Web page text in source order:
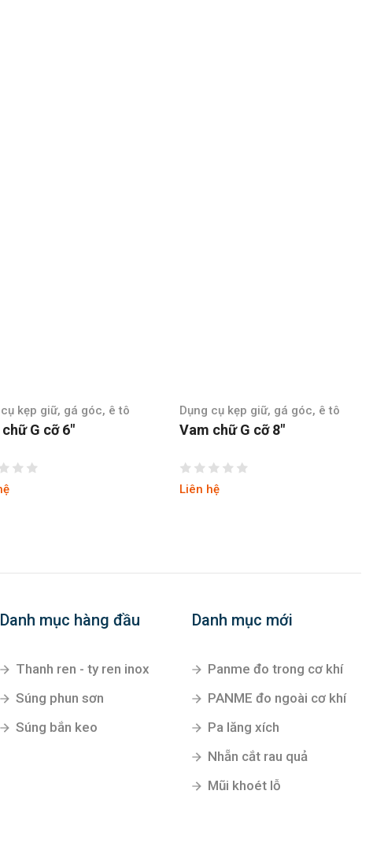
Dụng cụ kẹp giữ, gá góc, ê tô
Vam chữ G cỡ 8″
Dụng cụ kẹp giữ, gá
Cảo kẹp nhanh
Danh mục hàng đầu
Thanh ren - ty ren inox
Súng phun sơn
Súng bắn keo
Danh mục mới
Panme đo trong cơ khí
PANME đo ngoài cơ khí
Pa lăng xích
Nhẵn cắt rau quả
Mũi khoét lỗ